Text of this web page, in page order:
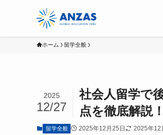
ホーム 留学全般
社会人留学で
点を徹底解説！
2025
12/27
留学全般 2025年12月25日 2025年12